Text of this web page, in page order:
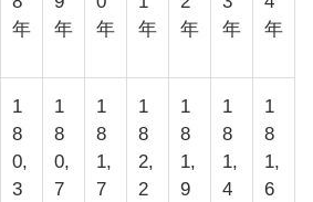
年
年
年
年
年
年
年
1
8
0,
3
1
8
0,
7
1
8
1,
7
1
8
2,
2
1
8
1,
9
1
8
1,
4
1
8
1,
6